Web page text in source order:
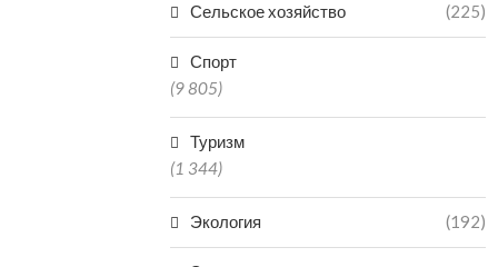
Сельское хозяйство (225)
Спорт
(9 805)
Туризм
(1 344)
Экология (192)